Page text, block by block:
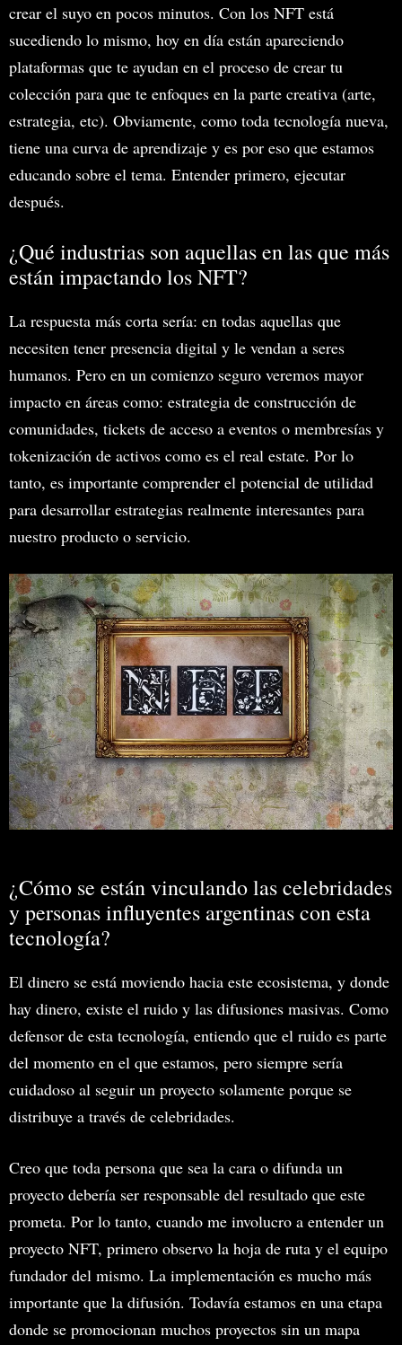
crear el suyo en pocos minutos. Con los NFT está
sucediendo lo mismo, hoy en día están apareciendo
plataformas que te ayudan en el proceso de crear tu
colección para que te enfoques en la parte creativa (arte,
estrategia, etc). Obviamente, como toda tecnología nueva,
tiene una curva de aprendizaje y es por eso que estamos
educando sobre el tema. Entender primero, ejecutar
después.
¿Qué industrias son aquellas en las que más
están impactando los NFT?
La respuesta más corta sería: en todas aquellas que
necesiten tener presencia digital y le vendan a seres
humanos. Pero en un comienzo seguro veremos mayor
impacto en áreas como: estrategia de construcción de
comunidades, tickets de acceso a eventos o membresías y
tokenización de activos como es el real estate. Por lo
tanto, es importante comprender el potencial de utilidad
para desarrollar estrategias realmente interesantes para
nuestro producto o servicio.
¿Cómo se están vinculando las celebridades
y personas influyentes argentinas con esta
tecnología?
El dinero se está moviendo hacia este ecosistema, y donde
hay dinero, existe el ruido y las difusiones masivas. Como
defensor de esta tecnología, entiendo que el ruido es parte
del momento en el que estamos, pero siempre sería
cuidadoso al seguir un proyecto solamente porque se
distribuye a través de celebridades.
Creo que toda persona que sea la cara o difunda un
proyecto debería ser responsable del resultado que este
prometa. Por lo tanto, cuando me involucro a entender un
proyecto NFT, primero observo la hoja de ruta y el equipo
fundador del mismo. La implementación es mucho más
importante que la difusión. Todavía estamos en una etapa
donde se promocionan muchos proyectos sin un mapa